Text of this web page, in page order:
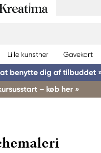
Lille kunstner Gavekort
benytte dig af tilbuddet
– køb her »